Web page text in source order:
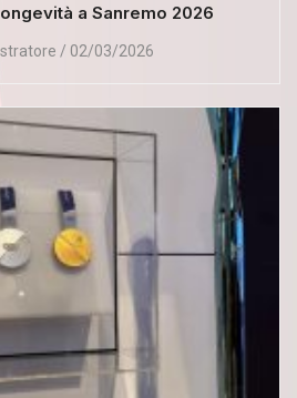
a Sanremo 2026
02/03/2026